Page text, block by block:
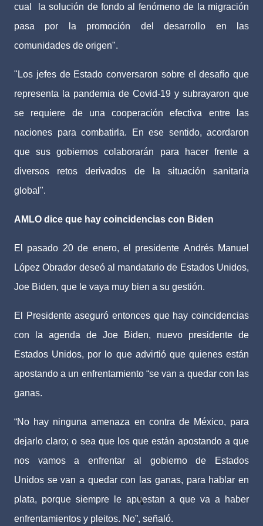
cual la solución de fondo al fenómeno de la migración
pasa por la promoción del desarrollo en las
comunidades de origen".
"Los jefes de Estado conversaron sobre el desafío que
representa la pandemia de Covid-19 y subrayaron que
se requiere de una cooperación efectiva entre las
naciones para combatirla. En ese sentido, acordaron
que sus gobiernos colaborarán para hacer frente a
diversos retos derivados de la situación sanitaria
global".
AMLO dice que hay coincidencias con Biden
El pasado 20 de enero, el presidente Andrés Manuel
López Obrador deseó al mandatario de Estados Unidos,
Joe Biden, que le vaya muy bien a su gestión.
El Presidente aseguró entonces que hay coincidencias
con la agenda de Joe Biden, nuevo presidente de
Estados Unidos, por lo que advirtió que quienes están
apostando a un enfrentamiento “se van a quedar con las
ganas.
“No hay ninguna amenaza en contra de México, para
dejarlo claro; o sea que los que están apostando a que
nos vamos a enfrentar al gobierno de Estados
Unidos se van a quedar con las ganas, para hablar en
plata, porque siempre le apuestan a que va a haber
enfrentamientos y pleitos. No”, señaló.